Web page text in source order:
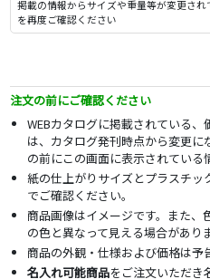
掲載の情報からサイズや重量等が変更さ
を再度ご確認ください
注文の前にご確認ください
WEBカタログに掲載されている
は、カタログ発刊時点から変更
の前にこの画面に表示されている
紙の仕上がりサイズとプラスチッ
でご確認ください。
商品画像はイメージです。また
の色と異なって見える場合がありま
商品の外観・仕様および価格は予
名入れ可能商品をご注文いただき